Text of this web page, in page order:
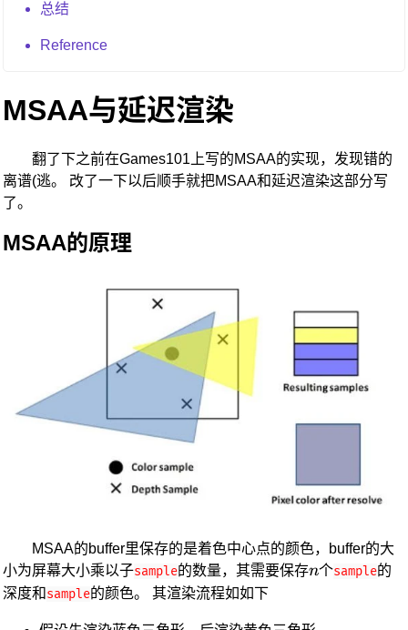
总结
Reference
MSAA与延迟渲染
翻了下之前在Games101上写的MSAA的实现，发现错的
离谱(逃。 改了一下以后顺手就把MSAA和延迟渲染这部分写
了。
MSAA的原理
MSAA的buffer里保存的是着色中心点的颜色，buffer的大
小为屏幕大小乘以子sample的数量，其需要保存n
n个sample的
深度和sample的颜色。 其渲染流程如如下